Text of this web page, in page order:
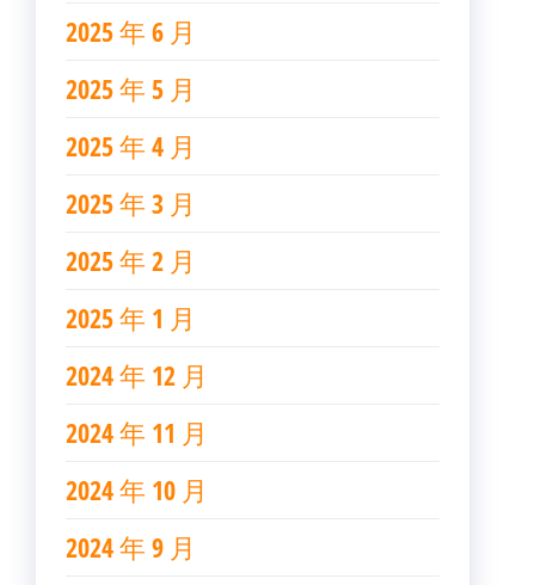
2025 年 6 月
2025 年 5 月
2025 年 4 月
2025 年 3 月
2025 年 2 月
2025 年 1 月
2024 年 12 月
2024 年 11 月
2024 年 10 月
2024 年 9 月